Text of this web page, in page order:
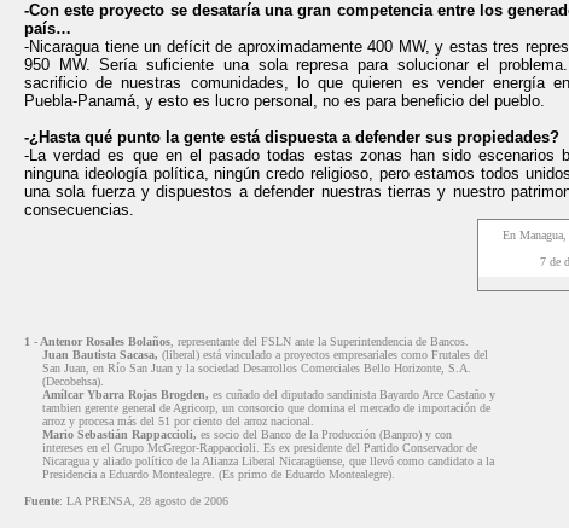
-Con este proyecto se desataría una gran competencia entre los
país…
-Nicaragua tiene un defícit de aproximadamente 400 MW, y estas tres
950 MW. Sería suficiente una sola represa para solucionar el
sacrificio de nuestras comunidades, lo que quieren es vender energía
Puebla-Panamá, y esto es lucro personal, no es para beneficio del pueblo.
-¿Hasta qué punto la gente está dispuesta a defender sus propiedades?
-La verdad es que en el pasado todas estas zonas han sido escenarios
ninguna ideología política, ningún credo religioso, pero estamos todos
una sola fuerza y dispuestos a defender nuestras tierras y nuestro
consecuencias.
En Managua,
7 de
1 - Antenor Rosales Bolaños, representante del FSLN ante la Superintendencia de Bancos.
Juan Bautista Sacasa, (liberal) está vinculado a proyectos empresariales como Frutales del
San Juan, en Río San Juan y la sociedad Desarrollos Comerciales Bello Horizonte, S.A.
(Decobehsa).
Amílcar Ybarra Rojas Brogden, es cuñado del diputado sandinista Bayardo Arce Castaño y
tambien gerente general de Agricorp, un consorcio que domina el mercado de importación de
arroz y procesa más del 51 por ciento del arroz nacional.
Mario Sebastián Rappaccioli, es socio del Banco de la Producción (Banpro) y con
intereses en el Grupo McGregor-Rappaccioli. Es ex presidente del Partido Conservador de
Nicaragua y aliado político de la Alianza Liberal Nicaragüense, que llevó como candidato a la
Presidencia a Eduardo Montealegre. (Es primo de Eduardo Montealegre).
Fuente: LA PRENSA, 28 agosto de 2006